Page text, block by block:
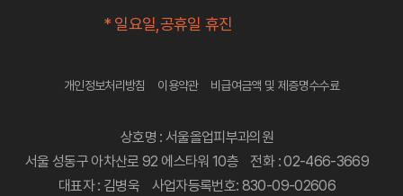
* 일요일,공휴일 휴진
개인정보처리방침 이용약관 비급여금액 및 제증명수수료
상호명 : 서울올업피부과의원
서울 성동구 아차산로 92 에스타워 10층
전화 : 02-466-3669
대표자 : 김병욱
사업자등록번호: 830-09-02606